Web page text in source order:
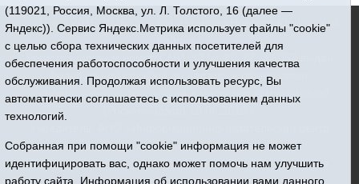
16+ © 2015-2026 Сетевое издание «Новости Юргинского
Регистрационный номер СМИ ЭЛ № ФС 77 - 66052 выдан
Федеральной службой по надзору в сфере связи,
«Призыв»
Все права защищены © При использовании материалов
ссылка обязательна
(119021, Россия, Москва, ул. Л. Толстого, 16 (далее —
Яндекс)). Сервис Яндекс.Метрика использует файлы "cookie"
с целью сбора технических данных посетителей для
обеспечения работоспособности и улучшения качества
обслуживания. Продолжая использовать ресурс, Вы
автоматически соглашаетесь с использованием данных
технологий.
Собранная при помощи "cookie" информация не может
идентифицировать вас, однако может помочь нам улучшить
работу сайта. Информация об использовании вами данного